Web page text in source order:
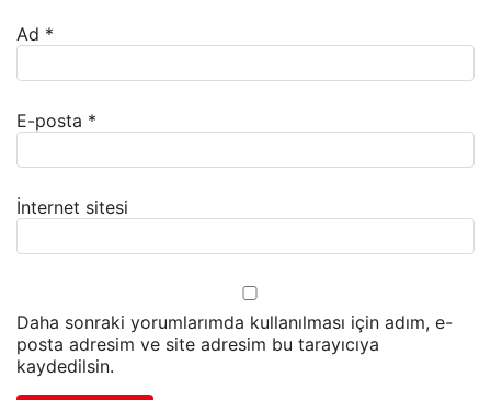
Ad *
E-posta *
İnternet sitesi
Daha sonraki yorumlarımda kullanılması için adım, e-
posta adresim ve site adresim bu tarayıcıya
kaydedilsin.